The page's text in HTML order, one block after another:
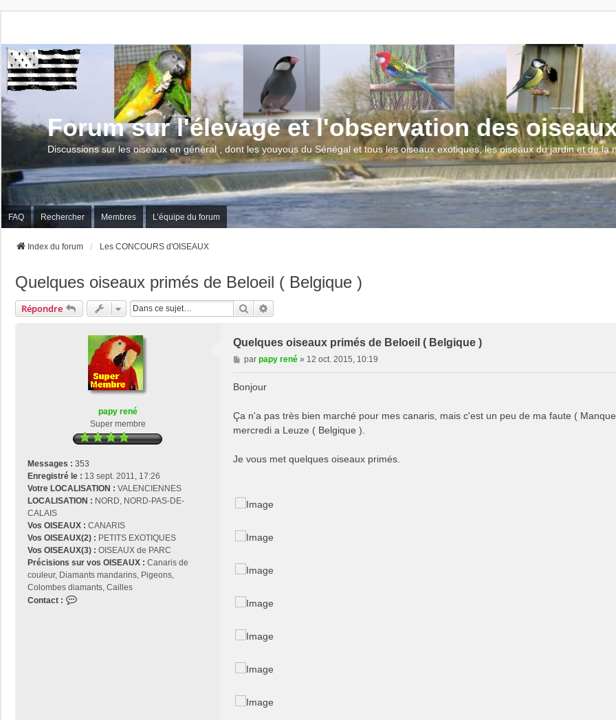
Forum sur l'élevage et l'observation des
Discussions sur les oiseaux en général , dont les youyous du Sénégal et tous les oiseaux exotiques, les oiseaux du jardin et de la
FAQ Rechercher Membres L’équipe du forum
Index du forum Les CONCOURS d'OISEAUX
Quelques oiseaux primés de Beloeil ( Belgique )
Répondre Rechercher
papy rené
Super membre
Messages : 353
Enregistré le : 13 sept. 2011, 17:26
Votre LOCALISATION : VALENCIENNES
LOCALISATION : NORD, NORD-PAS-DE-
CALAIS
Vos OISEAUX : CANARIS
Vos OISEAUX(2) : PETITS EXOTIQUES
Vos OISEAUX(3) : OISEAUX de PARC
Précisions sur vos OISEAUX : Canaris de
couleur, Diamants mandarins, Pigeons,
Colombes diamants, Cailles
Contact :
Quelques oiseaux primés de Beloeil ( Belgique )
M
e
g
e
par papy rené» 12 oct. 2015, 10:19
Bonjour
Ça n'a pas très bien marché pour mes canaris, mais c'est un peu de ma faute (
mercredi a Leuze ( Belgique ).
Je vous met quelques oiseaux primés.